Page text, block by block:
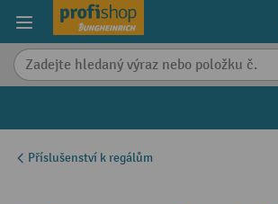
content
Příslušenství k regálům